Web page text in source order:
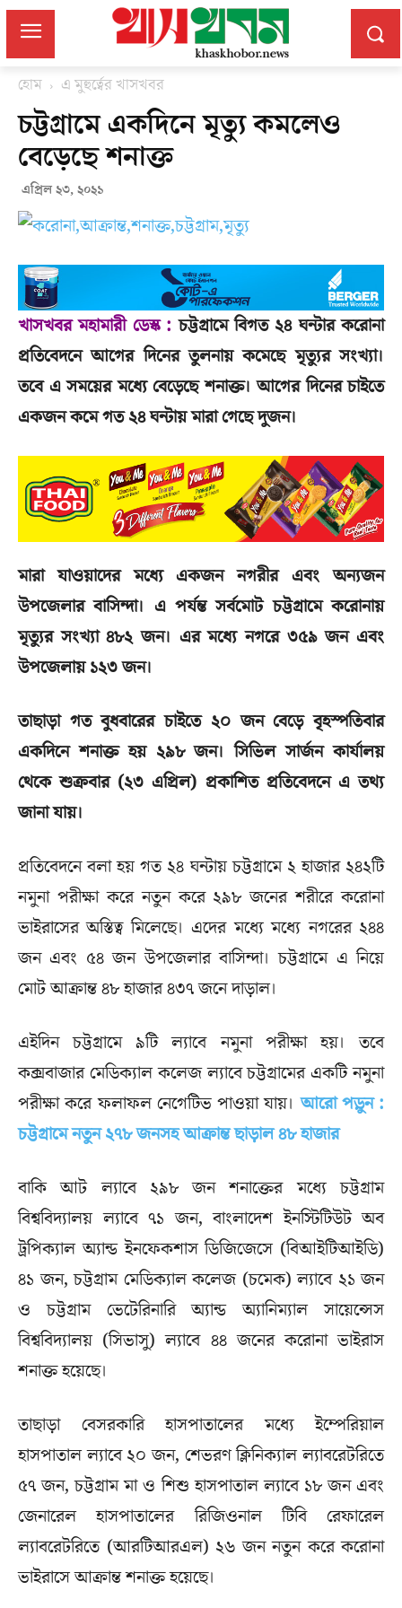
হোম এ মুহুর্ত্বের খাসখবর
চট্টগ্রামে একদিনে মৃত্যু কমলেও
বেড়েছে শনাক্ত
এপ্রিল ২৩, ২০২১
খাসখবর মহামারী ডেস্ক : চট্টগ্রামে বিগত ২৪ ঘন্টার করোনা
প্রতিবেদনে আগের দিনের তুলনায় কমেছে মৃত্যুর সংখ্যা।
তবে এ সময়ের মধ্যে বেড়েছে শনাক্ত। আগের দিনের চাইতে
একজন কমে গত ২৪ ঘন্টায় মারা গেছে দুজন।
মারা যাওয়াদের মধ্যে একজন নগরীর এবং অন্যজন
উপজেলার বাসিন্দা। এ পর্যন্ত সর্বমোট চট্টগ্রামে করোনায়
মৃত্যুর সংখ্যা ৪৮২ জন। এর মধ্যে নগরে ৩৫৯ জন এবং
উপজেলায় ১২৩ জন।
তাছাড়া গত বুধবারের চাইতে ২০ জন বেড়ে বৃহস্পতিবার
একদিনে শনাক্ত হয় ২৯৮ জন। সিভিল সার্জন কার্যালয়
থেকে শুক্রবার (২৩ এপ্রিল) প্রকাশিত প্রতিবেদনে এ তথ্য
জানা যায়।
প্রতিবেদনে বলা হয় গত ২৪ ঘন্টায় চট্টগ্রামে ২ হাজার ২৪২টি
নমুনা পরীক্ষা করে নতুন করে ২৯৮ জনের শরীরে করোনা
ভাইরাসের অস্তিত্ব মিলেছে। এদের মধ্যে মধ্যে নগরের ২৪৪
জন এবং ৫৪ জন উপজেলার বাসিন্দা। চট্টগ্রামে এ নিয়ে
মোট আক্রান্ত ৪৮ হাজার ৪৩৭ জনে দাড়াল।
এইদিন চট্টগ্রামে ৯টি ল্যাবে নমুনা পরীক্ষা হয়। তবে
কক্সবাজার মেডিক্যাল কলেজ ল্যাবে চট্টগ্রামের একটি নমুনা
পরীক্ষা করে ফলাফল নেগেটিভ পাওয়া যায়।আরো পড়ুন :
চট্টগ্রামে নতুন ২৭৮ জনসহ আক্রান্ত ছাড়াল ৪৮ হাজার
বাকি আট ল্যাবে ২৯৮ জন শনাক্তের মধ্যে চট্টগ্রাম
বিশ্ববিদ্যালয় ল্যাবে ৭১ জন, বাংলাদেশ ইনস্টিটিউট অব
ট্রপিক্যাল অ্যান্ড ইনফেকশাস ডিজিজেসে (বিআইটিআইডি)
৪১ জন, চট্টগ্রাম মেডিক্যাল কলেজ (চমেক) ল্যাবে ২১ জন
ও চট্টগ্রাম ভেটেরিনারি অ্যান্ড অ্যানিম্যাল সায়েন্সেস
বিশ্ববিদ্যালয় (সিভাসু) ল্যাবে ৪৪ জনের করোনা ভাইরাস
শনাক্ত হয়েছে।
তাছাড়া বেসরকারি হাসপাতালের মধ্যে ইম্পেরিয়াল
হাসপাতাল ল্যাবে ২০ জন, শেভরণ ক্লিনিক্যাল ল্যাবরেটরিতে
৫৭ জন, চট্টগ্রাম মা ও শিশু হাসপাতাল ল্যাবে ১৮ জন এবং
জেনারেল হাসপাতালের রিজিওনাল টিবি রেফারেল
ল্যাবরেটরিতে (আরটিআরএল) ২৬ জন নতুন করে করোনা
ভাইরাসে আক্রান্ত শনাক্ত হয়েছে।